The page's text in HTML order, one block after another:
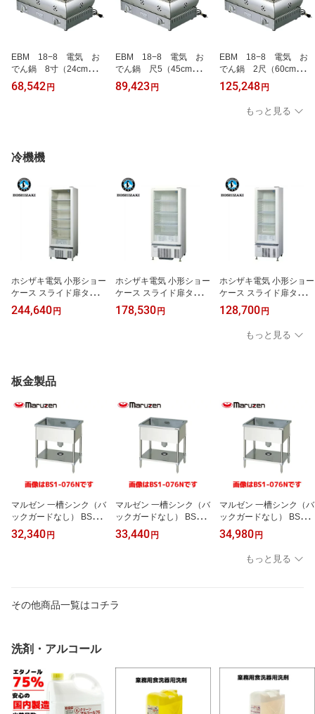
EBM 18−8 電気 お
でん鍋 8寸（24cm） /
業務用 4ッ仕切 電気
電気式おでん鍋 電気おで
ー
68,542円
EBM 18−8 電気 お
でん鍋 尺5（45cm） /
業務用 6ッ仕切 電気
電気式おでん鍋 電気おで
89,423円
EBM 18−8 電気 お
でん鍋 2尺（60cm） /
業務用 8ッ仕切 電気
電気式おでん鍋 電気おで
ん鍋 おでん鍋 電気 業務
用おでん鍋 おでん保温庫
125,248円
もっと見る
冷機機
ホシザキ電気 小形ショー
ケース スライド扉タイプ
USB-63D(旧:USB-63B1)
業務用 業務用ショーケー
244,640円
ホシザキ電気 小形ショー
ケース スライド扉タイプ
USB-63DL(旧:USB-63BL
1) 業務用 業務用ショー
178,530円
ホシザキ電気 小形ショー
ケース スライド扉タイプ
USB-50DTL(旧:USB-50B
TL1) 業務用 業務用ショ
ーケース 冷蔵ショーケー
128,700円
もっと見る
板金製品
マルゼン 一槽シンク（バ
ックガードなし） BS1-0
44N 業務用 業務用シン
ク 流し台 ステンレス流
32,340円
マルゼン 一槽シンク（バ
ックガードなし） BS1-0
64N 業務用 業務用シン
ク 流し台 ステンレス流
33,440円
マルゼン 一槽シンク（バ
ックガードなし） BS1-0
74N 業務用 業務用シン
ク 流し台 ステンレス流
し台 流し台ステンレス
34,980円
もっと見る
その他商品一覧はコチラ
洗剤・アルコール